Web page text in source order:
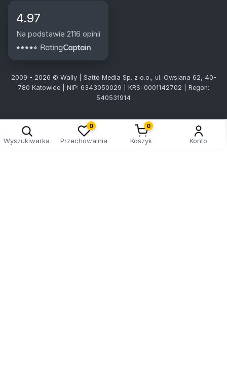
4.97
Na podstawie 2116 opinii
2009 - 2026 © Wally | Satto Media Sp. z o.o., ul. Owsiana 62, 40-
780 Katowice | NIP: 6343050029 | KRS: 0001142702 | Regon:
540531914
Wyszukiwarka
0
Przechowalnia
0
Koszyk Konto